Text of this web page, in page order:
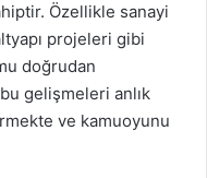
Özellikle sanayi
projeleri gibi
doğrudan
gelişmeleri anlık
ve kamuoyunu